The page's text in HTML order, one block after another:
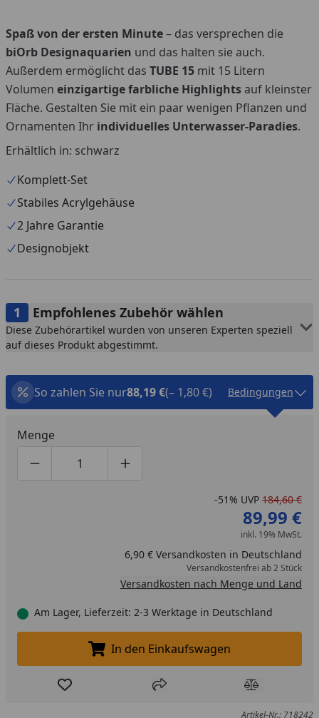
Spaß von der ersten Minute– das versprechen die
biOrb Designaquarien und das halten sie auch.
Außerdem ermöglicht das TUBE 15 mit 15 Litern
Volumen einzigartige farbliche Highlightsauf kleinster
Fläche. Gestalten Sie mit ein paar wenigen Pflanzen und
Ornamenten Ihr individuelles Unterwasser-Paradies.
Erhältlich in: schwarz
Komplett-Set
Stabiles Acrylgehäuse
2 Jahre Garantie
Designobjekt
Empfohlenes Zubehör wählen
Diese Zubehörartikel wurden von unseren Experten speziell
auf dieses Produkt abgestimmt.
So zahlen Sie nur88,19 €(– 1,80 €) Bedingungen
Menge
Produktmenge um eins verringern
Produktmenge manuell eingeben
Produktmenge um eins erhöhen
-51% UVP 184,60 €
89,99 €
inkl. 19% MwSt.
6,90 € Versandkosten in Deutschland
Versandkostenfrei ab 2 Stück
Versandkosten nach Menge und Land
Am Lager, Lieferzeit: 2-3 Werktage in Deutschland
In den Einkaufswagen legen
In den Einkaufswagen
Produkt zur Wunschliste hinzufügen
Teilen Produkt
Artikel-Nr.: 718242